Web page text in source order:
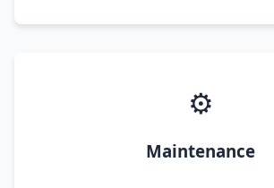
⚙️
Maintenance